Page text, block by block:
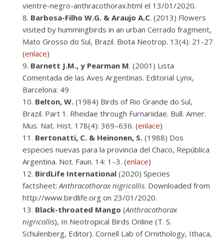
vientre-negro-anthracothorax.html el 13/01/2020.
Barbosa-Filho W.G. & Araujo A.C. (2013) Flowers
visited by hummingbirds in an urban Cerrado fragment,
Mato Grosso do Sul, Brazil. Biota Neotrop. 13(4): 21-27
(enlace)
Barnett J.M., y Pearman M. (2001) Lista
Comentada de las Aves Argentinas. Editorial Lynx,
Barcelona: 49
Belton, W. (1984) Birds of Rio Grande do Sul,
Brazil. Part 1. Rheidae through Furnariidae. Bull. Amer.
Mus. Nat. Hist. 178(4): 369–636. (enlace)
Bertonatti, C. & Heinonen, S. (1988) Dos
especies nuevas para la provincia del Chaco, República
Argentina. Not. Faun. 14: 1–3. (enlace)
BirdLife International (2020) Species
factsheet:Anthracothorax nigricollis. Downloaded from
http://www.birdlife.org on 23/01/2020.
Black-throated Mango (Anthracothorax
nigricollis), In Neotropical Birds Online (T. S.
Schulenberg, Editor). Cornell Lab of Ornithology, Ithaca,